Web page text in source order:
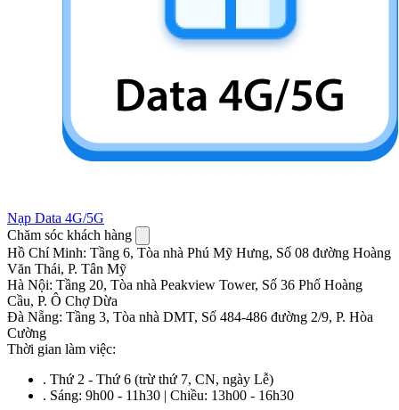
Nạp Data 4G/5G
Chăm sóc khách hàng
Hồ Chí Minh: Tầng 6, Tòa nhà Phú Mỹ Hưng, Số 08 đường Hoàng
Văn Thái, P. Tân Mỹ
Hà Nội: Tầng 20, Tòa nhà Peakview Tower, Số 36 Phố Hoàng
Cầu, P. Ô Chợ Dừa
Đà Nẵng: Tầng 3, Tòa nhà DMT, Số 484-486 đường 2/9, P. Hòa
Cường
Thời gian làm việc:
. Thứ 2 - Thứ 6 (trừ thứ 7, CN, ngày Lễ)
. Sáng: 9h00 - 11h30 | Chiều: 13h00 - 16h30